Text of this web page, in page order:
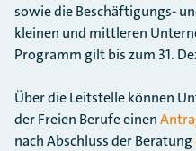
sowie die Beschäftigungs-
kleinen und mittleren
Programm gilt bis zum 31.
Über die Leitstelle können
der Freien Berufe einen
nach Abschluss der Beratung